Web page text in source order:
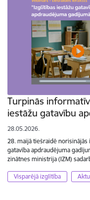
Turpinās
iestāžu gatavību
28.05.2026.
28. maijā tiešraidē
gatavība apdraudējuma
zinātnes ministrija (IZM)
Visparējā izglītība